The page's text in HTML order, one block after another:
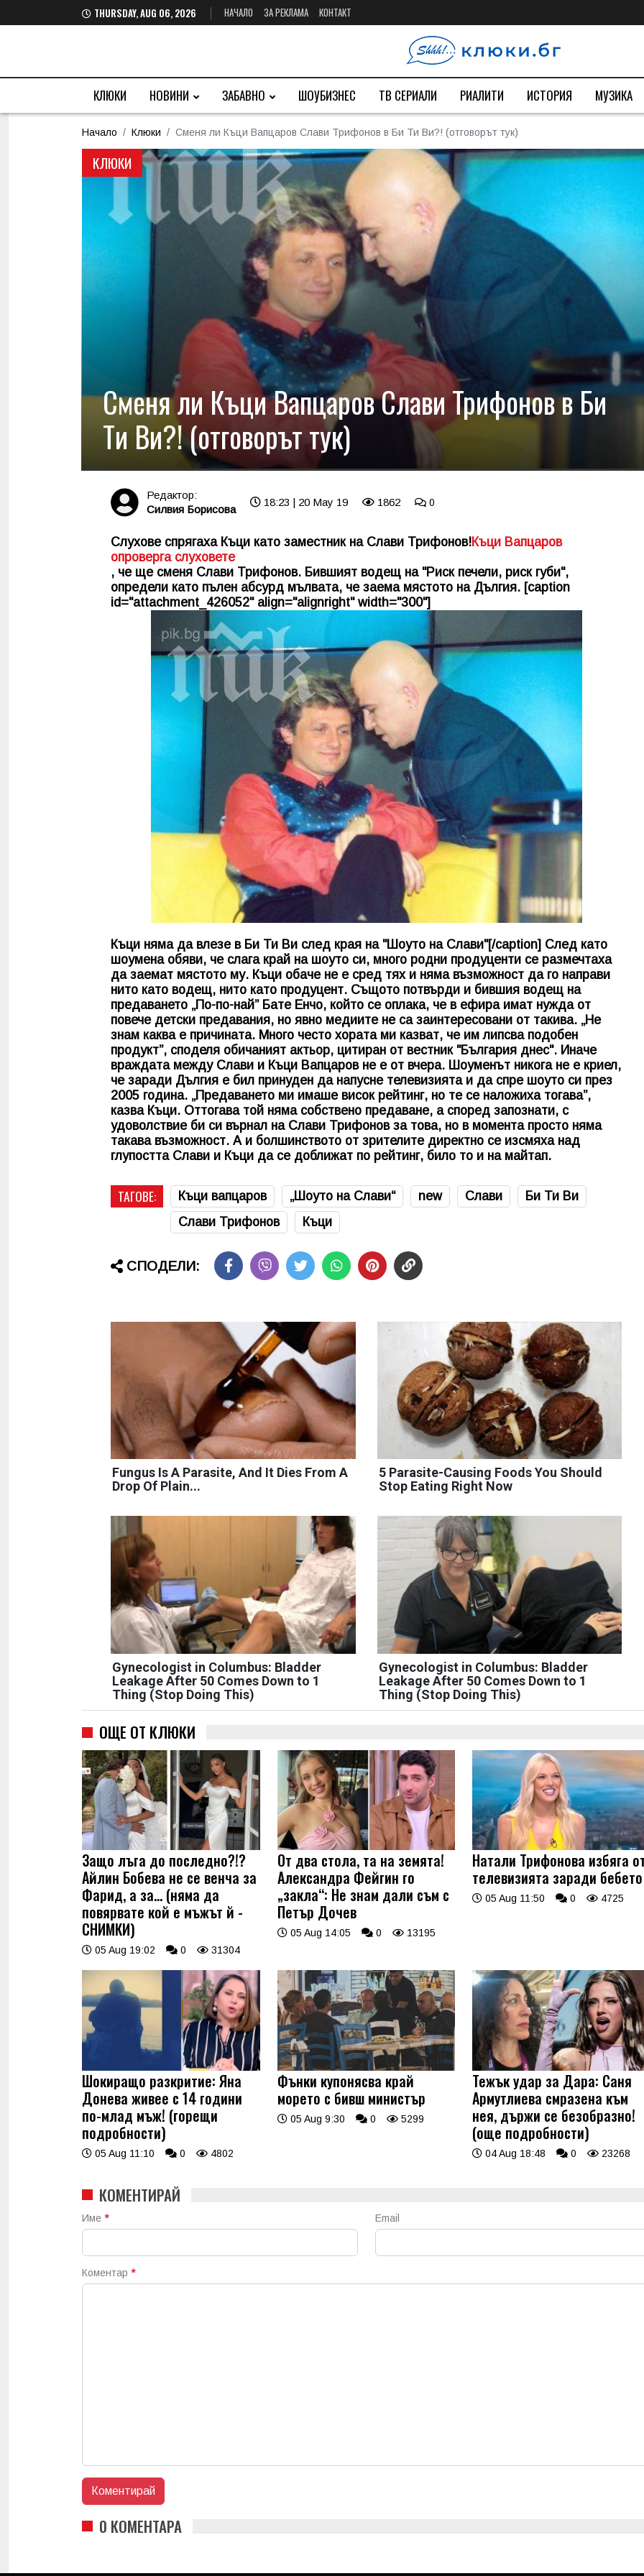
THURSDAY, AUG 06, 2026 НАЧАЛО ЗА РЕКЛАМА КОНТАКТ
КЛЮКИ НОВИНИ ЗАБАВНО ШОУБИЗНЕС ТВ СЕРИАЛИ РИАЛИТИ ИСТОРИЯ МУЗИКА
Начало Клюки Сменя ли Къци Вапцаров Слави Трифонов в Би Ти Ви?! (отговорът тук)
КЛЮКИ
Сменя ли Къци Вапцаров Слави Трифонов в Би
Ти Ви?! (отговорът тук)
Редактор:
Силвия Борисова
18:23 | 20 May 19 1862 0
Слухове спрягаха Къци като заместник на Слави Трифонов!Къци Вапцаров
опроверга слуховете
, че ще сменя Слави Трифонов. Бившият водещ на "Риск печели, риск губи",
определи като пълен абсурд мълвата, че заема мястото на Дългия. [caption
id="attachment_426052" align="alignright" width="300"]
Къци няма да влезе в Би Ти Ви след края на "Шоуто на Слави"[/caption] След като
шоумена обяви, че слага край на шоуто си, много родни продуценти се размечтаха
да заемат мястото му. Къци обаче не е сред тях и няма възможност да го направи
нито като водещ, нито като продуцент. Същото потвърди и бившия водещ на
предаването „По-по-най” Бате Енчо, който се оплака, че в ефира имат нужда от
повече детски предавания, но явно медиите не са заинтересовани от такива. „Не
знам каква е причината. Много често хората ми казват, че им липсва подобен
продукт”, споделя обичаният актьор, цитиран от вестник "България днес". Иначе
враждата между Слави и Къци Вапцаров не е от вчера. Шоуменът никога не е криел,
че заради Дългия е бил принуден да напусне телевизията и да спре шоуто си през
2005 година. „Предаването ми имаше висок рейтинг, но те се наложиха тогава”,
казва Къци. Оттогава той няма собствено предаване, а според запознати, с
удоволствие би си върнал на Слави Трифонов за това, но в момента просто няма
такава възможност. А и болшинството от зрителите директно се изсмяха над
глупостта Слави и Къци да се доближат по рейтинг, било то и на майтап.
ТАГОВЕ: Къци вапцаров „Шоуто на Слави“ new Слави
Би Ти Ви
Слави Трифонов
Къци
СПОДЕЛИ:
Fungus Is A Parasite, And It Dies From A
Drop Of Plain...
5 Parasite-Causing Foods You Should
Stop Eating Right Now
Gynecologist in Columbus: Bladder
Leakage After 50 Comes Down to 1
Thing (Stop Doing This)
Gynecologist in Columbus: Bladder
Leakage After 50 Comes Down to 1
Thing (Stop Doing This)
ОЩЕ ОТ КЛЮКИ
Защо лъга до последно?!?
Айлин Бобева не се венча за
Фарид, а за... (няма да
повярвате кой е мъжът й -
СНИМКИ)
05 Aug 19:02 0 31304
От два стола, та на земята!
Александра Фейгин го
„закла“: Не знам дали съм с
Петър Дочев
05 Aug 14:05 0 13195
Натали Трифонова избяга
телевизията заради бебето
05 Aug 11:50 0 4725
Шокиращо разкритие: Яна
Донева живее с 14 години
по-млад мъж! (горещи
подробности)
05 Aug 11:10 0 4802
Фънки купонясва край
морето с бивш министър
05 Aug 9:30 0 5299
Тежък удар за Дара: Саня
Армутлиева смразена към
нея, държи се безобразно!
(още подробности)
04 Aug 18:48 0 23268
КОМЕНТИРАЙ
Име * Email
Коментар *
0 КОМЕНТАРА